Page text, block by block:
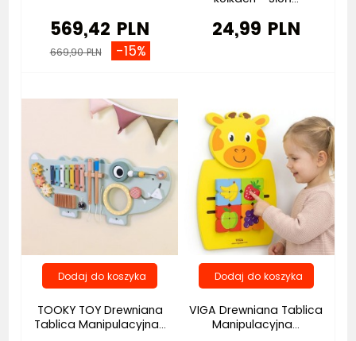
569,42 PLN
669,90 PLN -15%
24,99 PLN
TOOKY TOY Drewniana
Tablica Manipulacyjna...
VIGA Drewniana Tablica
Manipulacyjna...